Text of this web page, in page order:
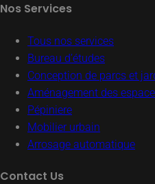
Nos Services
Tous nos services
Bureau d’études
Conception de parcs et
Aménagement des
Pépiniere
Mobilier urbain
Arrosage automatique
Contact Us